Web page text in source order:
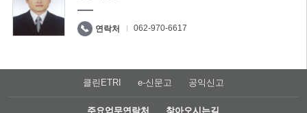
연락처 062-970-6617
클린ETRI e-신문고 공익신고
주요업무연락처 찾아오시는길